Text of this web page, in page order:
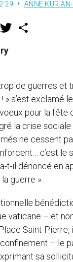
ANNE
F
a w
de guerres et
» s’est exclamé
pour la fête
la crise
ne cessent
c’est le
a-t-il dénoncé en
guerre ».
vaticane – et
Saint-Pierre,
– le
sa